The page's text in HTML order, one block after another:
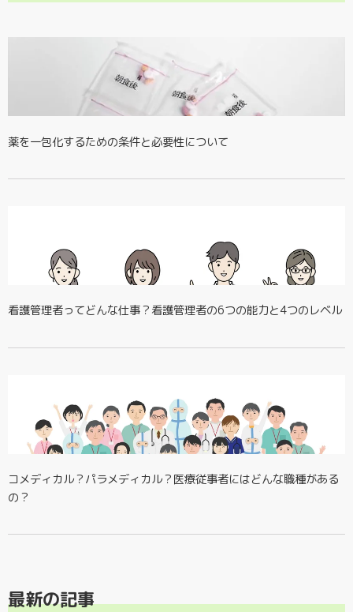
薬を一包化するための条件と必要性について
看護管理者ってどんな仕事？看護管理者の6つの能力と4つのレベル
コメディカル？パラメディカル？医療従事者にはどんな職種がある
の？
最新の記事